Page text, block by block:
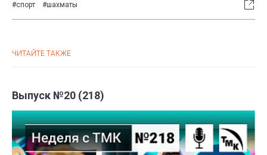
#спорт #шахматы
ЧИТАЙТЕ ТАКЖЕ
Выпуск №20 (218)